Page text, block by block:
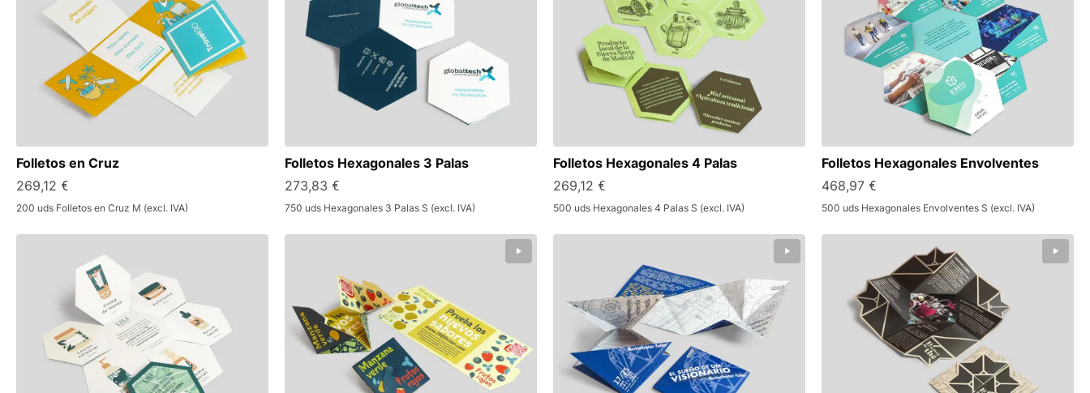
Folletos en Cruz
269,12 €
200 uds Folletos en Cruz M (excl. IVA)
Folletos Hexagonales 3 Palas
273,83 €
750 uds Hexagonales 3 Palas S (excl. IVA)
Folletos Hexagonales 4 Palas
269,12 €
500 uds Hexagonales 4 Palas S (excl. IVA)
Folletos Hexagonales Envolventes
468,97 €
500 uds Hexagonales Envolventes S (excl. IVA)